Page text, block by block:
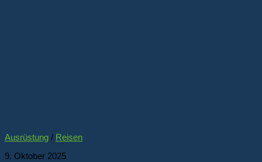
Ausrüstung / Reisen
9. Oktober 2025